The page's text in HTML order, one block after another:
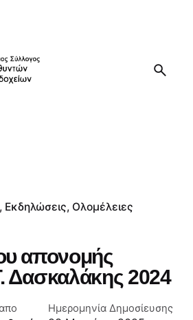
Εκδηλώσεις Ολομέλειες
απονομής
Δασκαλάκης 2024
Ημερομηνία Δημοσίευσης